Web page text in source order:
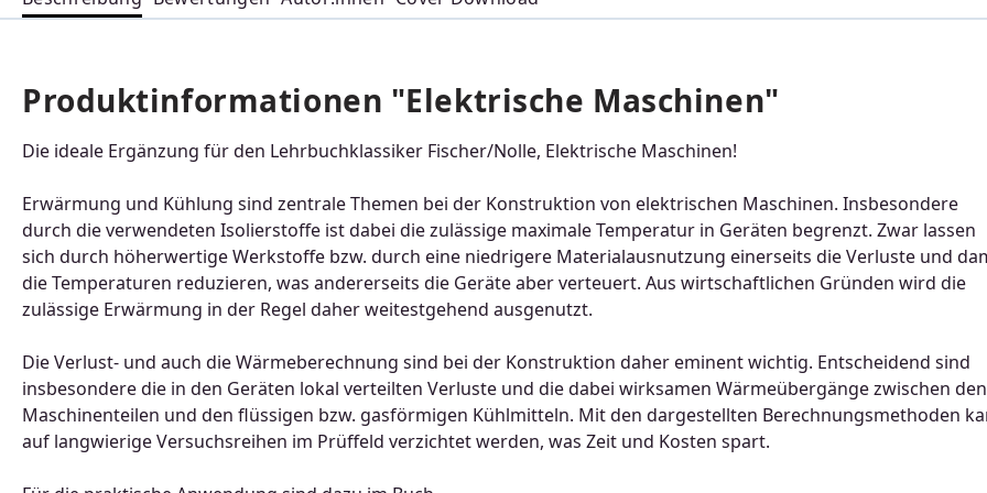
Produktinformationen "Elektrische Maschinen"
Die ideale Ergänzung für den Lehrbuchklassiker Fischer/Nolle, Elektrische Maschinen!
Erwärmung und Kühlung sind zentrale Themen bei der Konstruktion von elektrischen Maschinen. Insbesondere
durch die verwendeten Isolierstoffe ist dabei die zulässige maximale Temperatur in Geräten begrenzt. Zwar lassen
sich durch höherwertige Werkstoffe bzw. durch eine niedrigere Materialausnutzung einerseits die Verluste und
die Temperaturen reduzieren, was andererseits die Geräte aber verteuert. Aus wirtschaftlichen Gründen wird die
zulässige Erwärmung in der Regel daher weitestgehend ausgenutzt.
Die Verlust- und auch die Wärmeberechnung sind bei der Konstruktion daher eminent wichtig. Entscheidend sind
insbesondere die in den Geräten lokal verteilten Verluste und die dabei wirksamen Wärmeübergänge zwischen den
Maschinenteilen und den flüssigen bzw. gasförmigen Kühlmitteln. Mit den dargestellten Berechnungsmethoden
auf langwierige Versuchsreihen im Prüffeld verzichtet werden, was Zeit und Kosten spart.